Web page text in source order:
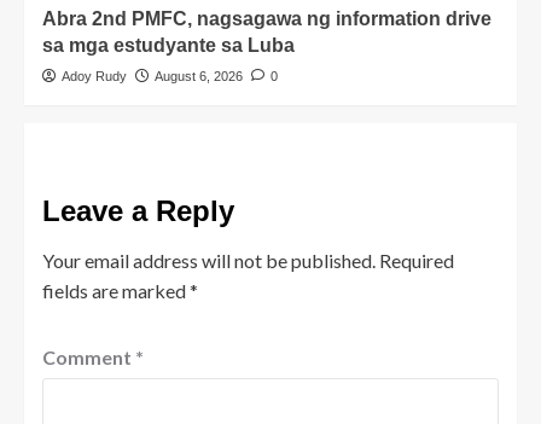
Abra 2nd PMFC, nagsagawa ng information drive
sa mga estudyante sa Luba
Adoy Rudy August 6, 2026 0
Leave a Reply
Your email address will not be published. Required
fields are marked*
Comment *